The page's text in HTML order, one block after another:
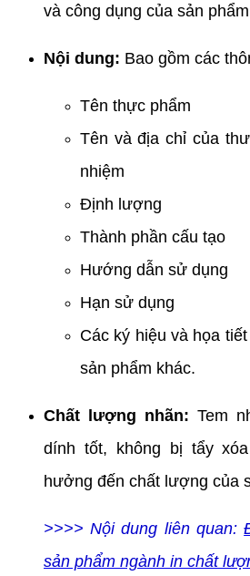
và công dụng của sản
Nội dung: Bao gồm các
Tên thực phẩm
Tên và địa chỉ của
nhiệm
Định lượng
Thành phần cấu tạo
Hướng dẫn sử dụng
Hạn sử dụng
Các ký hiệu và họa
sản phẩm khác.
Chất lượng nhãn: Tem
dính tốt, không bị tẩy
hưởng đến chất lượng của
>>>> Nội dung liên quan:
sản phẩm ngành in chất